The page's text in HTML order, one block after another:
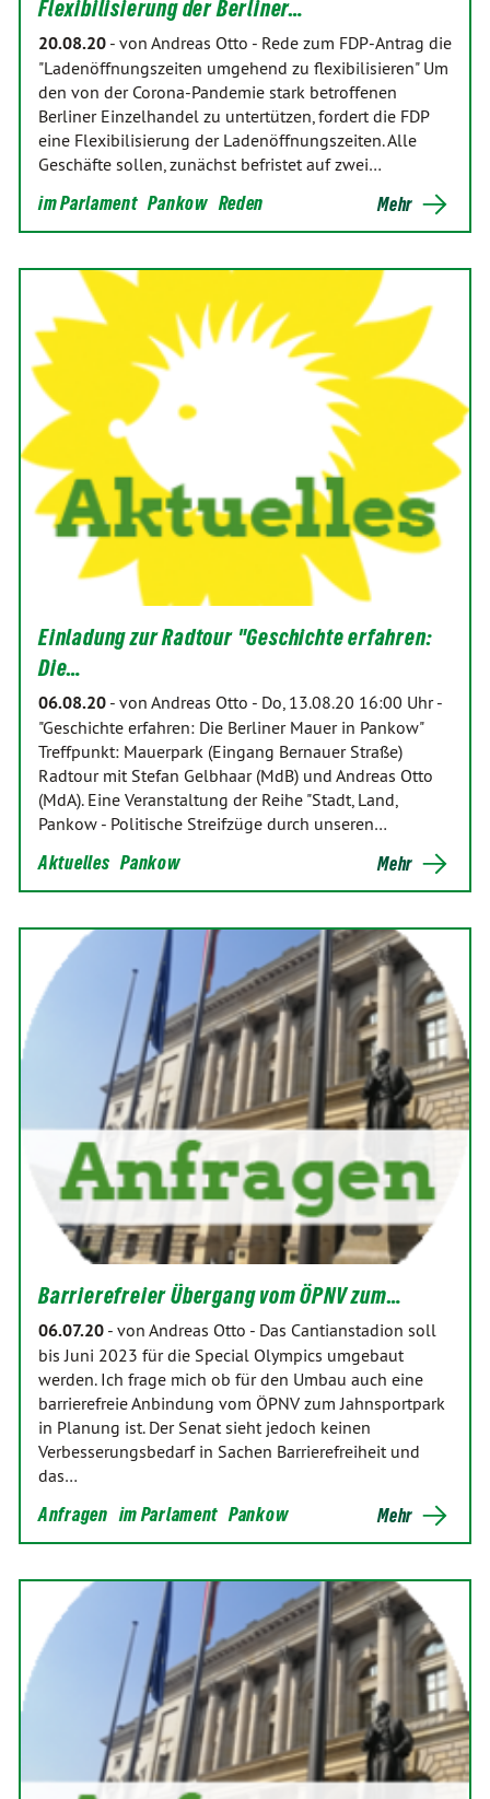
Flexibilisierung der Berliner…
20.08.20 - von Andreas Otto - Rede zum FDP-Antrag die
"Ladenöffnungszeiten umgehend zu flexibilisieren" Um
den von der Corona-Pandemie stark betroffenen
Berliner Einzelhandel zu untertützen, fordert die FDP
eine Flexibilisierung der Ladenöffnungszeiten. Alle
Geschäfte sollen, zunächst befristet auf zwei…
im Parlament Pankow Reden Mehr
Einladung zur Radtour "Geschichte erfahren:
Die…
06.08.20 - von Andreas Otto - Do, 13.08.20 16:00 Uhr -
"Geschichte erfahren: Die Berliner Mauer in Pankow"
Treffpunkt: Mauerpark (Eingang Bernauer Straße)
Radtour mit Stefan Gelbhaar (MdB) und Andreas Otto
(MdA). Eine Veranstaltung der Reihe "Stadt, Land,
Pankow - Politische Streifzüge durch unseren…
Aktuelles Pankow Mehr
Barrierefreier Übergang vom ÖPNV zum…
06.07.20 - von Andreas Otto - Das Cantianstadion soll
bis Juni 2023 für die Special Olympics umgebaut
werden. Ich frage mich ob für den Umbau auch eine
barrierefreie Anbindung vom ÖPNV zum Jahnsportpark
in Planung ist. Der Senat sieht jedoch keinen
Verbesserungsbedarf in Sachen Barrierefreiheit und
das…
Anfragen im Parlament Pankow Mehr